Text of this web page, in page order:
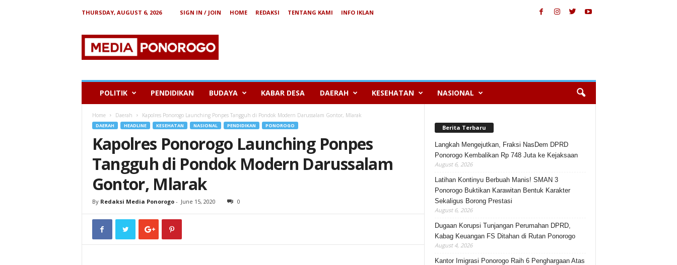
THURSDAY, AUGUST 6, 2026 SIGN IN / JOIN HOME REDAKSI TENTANG KAMI
INFO IKLAN
e
POLITIK PENDIDIKAN BUDAYA KABAR DESA DAERAH KESEHATAN NASIONAL
Home Daerah Kapolres Ponorogo Launching Ponpes Tangguh di Pondok Modern Darussalam Gontor, Mlarak
DAERAH HEADLINE KESEHATAN NASIONAL PENDIDIKAN PONOROGO
Kapolres Ponorogo Launching Ponpes
Tangguh di Pondok Modern Darussalam
Gontor, Mlarak
By Redaksi Media Ponorogo- June 15, 2020 0
Berita Terbaru
Langkah Mengejutkan, Fraksi NasDem DPRD
Ponorogo Kembalikan Rp 748 Juta ke Kejaksaan
August 6, 2026
Latihan Kontinyu Berbuah Manis! SMAN 3
Ponorogo Buktikan Karawitan Bentuk Karakter
Sekaligus Borong Prestasi
August 6, 2026
Dugaan Korupsi Tunjangan Perumahan DPRD,
Kabag Keuangan FS Ditahan di Rutan Ponorogo
August 4, 2026
Kantor Imigrasi Ponorogo Raih 6 Penghargaan Atas